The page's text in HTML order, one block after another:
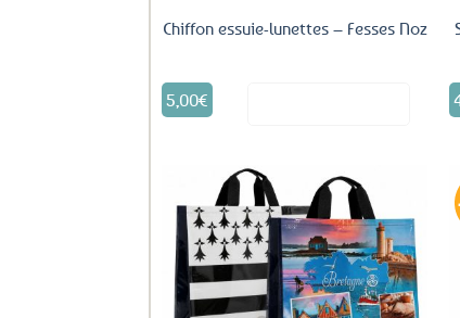
Chiffon essuie-lunettes – Fesses Noz
5,00€
Ajouter
aux
favoris